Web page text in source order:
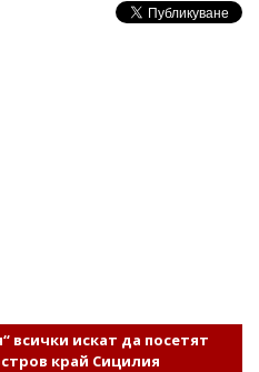
всички искат да посетят
край Сицилия